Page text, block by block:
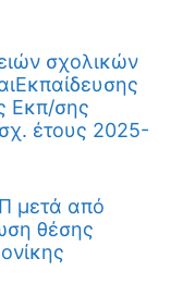
σχολικών
Εκπ/σης
έτους 2025-
μετά από
θέσης